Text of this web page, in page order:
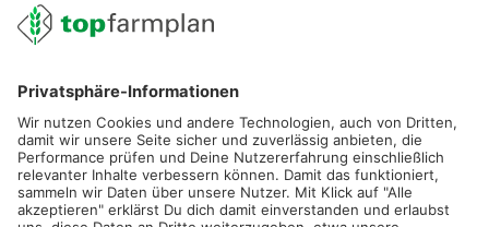
02501 801 44 84
service@topfarmplan.de
Sei immer auf dem Laufenden!